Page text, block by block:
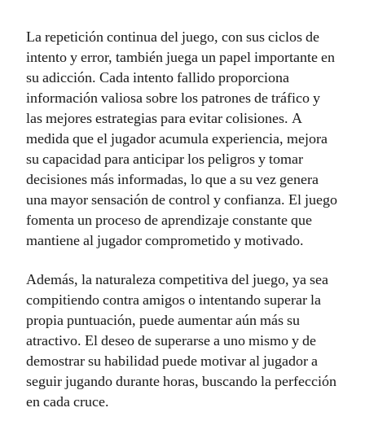
La repetición continua del juego, con sus ciclos de
intento y error, también juega un papel importante en
su adicción. Cada intento fallido proporciona
información valiosa sobre los patrones de tráfico y
las mejores estrategias para evitar colisiones. A
medida que el jugador acumula experiencia, mejora
su capacidad para anticipar los peligros y tomar
decisiones más informadas, lo que a su vez genera
una mayor sensación de control y confianza. El juego
fomenta un proceso de aprendizaje constante que
mantiene al jugador comprometido y motivado.
Además, la naturaleza competitiva del juego, ya sea
compitiendo contra amigos o intentando superar la
propia puntuación, puede aumentar aún más su
atractivo. El deseo de superarse a uno mismo y de
demostrar su habilidad puede motivar al jugador a
seguir jugando durante horas, buscando la perfección
en cada cruce.